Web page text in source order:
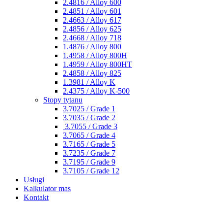
2.4816 / Alloy 600
2.4851 / Alloy 601
2.4663 / Alloy 617
2.4856 / Alloy 625
2.4668 / Alloy 718
1.4876 / Alloy 800
1.4958 / Alloy 800H
1.4959 / Alloy 800HT
2.4858 / Alloy 825
1.3981 / Alloy K
2.4375 / Alloy K-500
Stopy tytanu
3.7025 / Grade 1
3.7035 / Grade 2
3.7055 / Grade 3
3.7065 / Grade 4
3.7165 / Grade 5
3.7235 / Grade 7
3.7195 / Grade 9
3.7105 / Grade 12
Usługi
Kalkulator mas
Kontakt